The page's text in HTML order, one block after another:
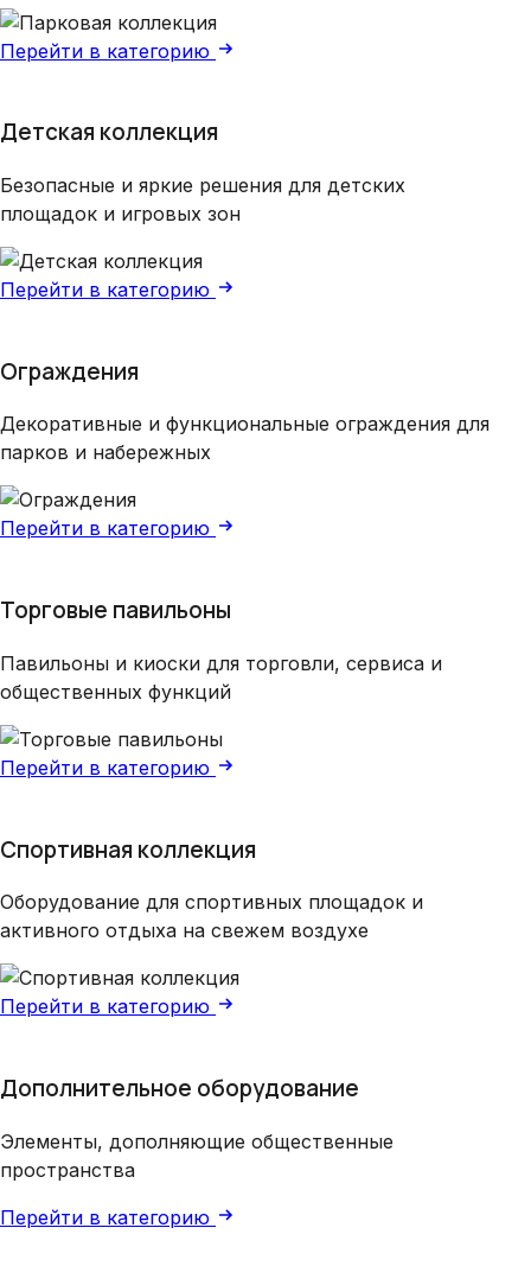
Перейти в категорию
Детская коллекция
Безопасные и яркие решения для детских
площадок и игровых зон
Перейти в категорию
Ограждения
Декоративные и функциональные ограждения для
парков и набережных
Перейти в категорию
Торговые павильоны
Павильоны и киоски для торговли, сервиса и
общественных функций
Перейти в категорию
Спортивная коллекция
Оборудование для спортивных площадок и
активного отдыха на свежем воздухе
Перейти в категорию
Дополнительное оборудование
Элементы, дополняющие общественные
пространства
Перейти в категорию